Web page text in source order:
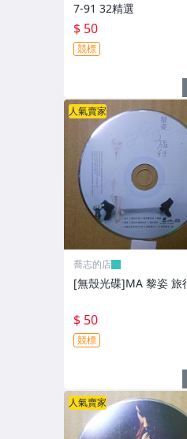
7-91 32精選
$ 50
競標
人氣賣家
喬志的店
[無殼光碟]MA
$ 50
競標
人氣賣家